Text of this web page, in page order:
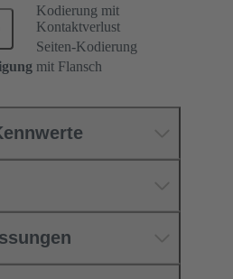
Kodierung mit
Kontaktverlust
Seiten-Kodierung
mit Flansch